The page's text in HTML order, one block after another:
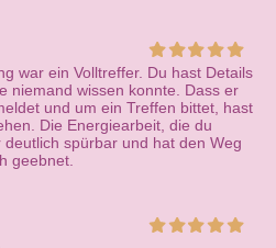
war ein Volltreffer. Du hast Details
niemand wissen konnte. Dass er
und um ein Treffen bittet, hast
Die Energiearbeit, die du
spürbar und hat den Weg
geebnet.